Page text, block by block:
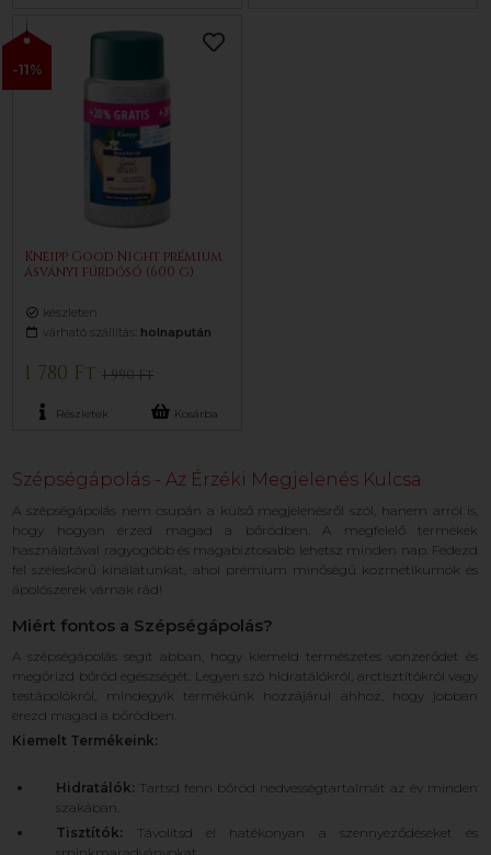
-11%
Kneipp Good Night prémium
ásványi fürdősó (600 g)
készleten
várható szállítás: holnapután
1 780 Ft1 990 Ft
Részletek Kosárba
Szépségápolás - Az Érzéki Megjelenés Kulcsa
A szépségápolás nem csupán a külső megjelenésről szól, hanem arról is,
hogy hogyan érzed magad a bőrödben. A megfelelő termékek
használatával ragyogóbb és magabiztosabb lehetsz minden nap. Fedezd
fel széleskörű kínálatunkat, ahol prémium minőségű kozmetikumok és
ápolószerek várnak rád!
Miért fontos a Szépségápolás?
A szépségápolás segít abban, hogy kiemeld természetes vonzerődet és
megőrizd bőröd egészségét. Legyen szó hidratálókról, arctisztítókról vagy
testápolókról, mindegyik termékünk hozzájárul ahhoz, hogy jobban
érezd magad a bőrödben.
Kiemelt Termékeink:
Hidratálók: Tartsd fenn bőröd nedvességtartalmát az év minden
szakában.
Tisztítók: Távolítsd el hatékonyan a szennyeződéseket és